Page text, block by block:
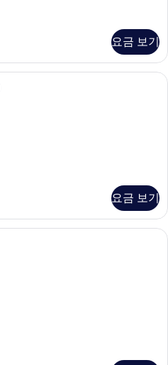
요금 보기
미니바, 객실 내 금고, 책상, 노트북 작
요금 보기
미니바, 객실 내 금고, 책상, 노트북 작